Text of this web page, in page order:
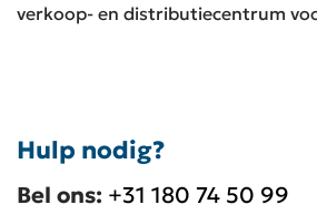
verkoop- en distributiecentrum
Hulp nodig?
Bel ons: +31 180 74 50 99